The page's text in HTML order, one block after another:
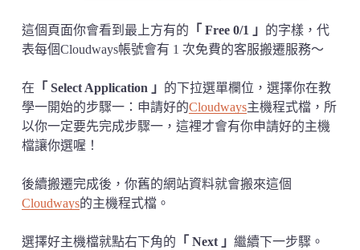
這個頁面你會看到最上方有的 「 Free 0/1 」 的字樣，代
表每個Cloudways帳號會有 1 次免費的客服搬遷服務～
在 「 Select Application 」 的下拉選單欄位，選擇你在教
學一開始的步驟一：申請好的Cloudways主機程式檔，所
以你一定要先完成步驟一，這裡才會有你申請好的主機
檔讓你選喔！
後續搬遷完成後，你舊的網站資料就會搬來這個
Cloudways的主機程式檔。
選擇好主機檔就點右下角的 「 Next 」 繼續下一步驟。